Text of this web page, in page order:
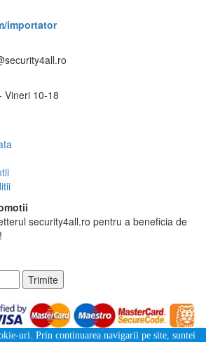
importator
security4all.ro
Vineri 10-18
security4all.ro pentru a beneficia de
Trimite
uri. Prin continuarea navigarii pe site, suntei